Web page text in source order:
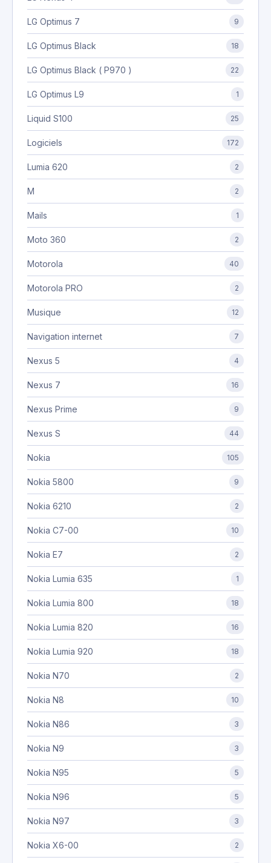
LG Optimus 7 9
LG Optimus Black 18
LG Optimus Black ( P970 ) 22
LG Optimus L9 1
Liquid S100 25
Logiciels 172
Lumia 620 2
M 2
Mails 1
Moto 360 2
Motorola 40
Motorola PRO 2
Musique 12
Navigation internet 7
Nexus 5 4
Nexus 7 16
Nexus Prime 9
Nexus S 44
Nokia 105
Nokia 5800 9
Nokia 6210 2
Nokia C7-00 10
Nokia E7 2
Nokia Lumia 635 1
Nokia Lumia 800 18
Nokia Lumia 820 16
Nokia Lumia 920 18
Nokia N70 2
Nokia N8 10
Nokia N86 3
Nokia N9 3
Nokia N95 5
Nokia N96 5
Nokia N97 3
Nokia X6-00 2